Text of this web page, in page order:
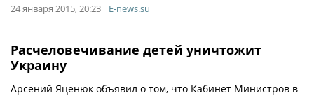
24 января 2015, 20:23 E-news.su
Расчеловечивание детей уничтожит
Украину
Арсений Яценюк объявил о том, что Кабинет Министров в